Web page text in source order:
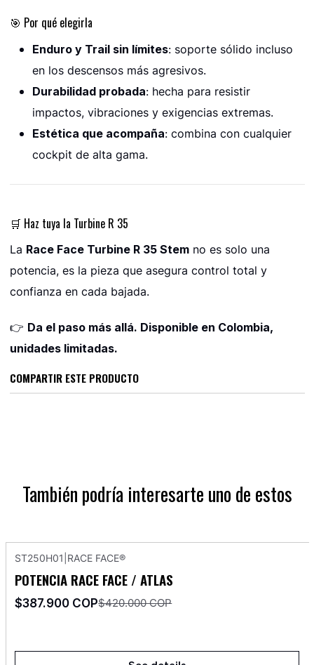
🎯 Por qué elegirla
Enduro y Trail sin límites: soporte sólido incluso
en los descensos más agresivos.
Durabilidad probada: hecha para resistir
impactos, vibraciones y exigencias extremas.
Estética que acompaña: combina con cualquier
cockpit de alta gama.
🛒 Haz tuya la Turbine R 35
La Race Face Turbine R 35 Stemno es solo una
potencia, es la pieza que asegura control total y
confianza en cada bajada.
👉 Da el paso más allá. Disponible en Colombia,
unidades limitadas.
COMPARTIR ESTE PRODUCTO
También podría interesarte uno de estos
Agotado
ST250H01 RACE FACE®
POTENCIA RACE FACE / ATLAS
$387.900 COP$420.000 COP